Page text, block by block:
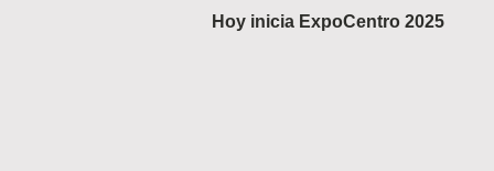
Hoy inicia ExpoCentro 2025